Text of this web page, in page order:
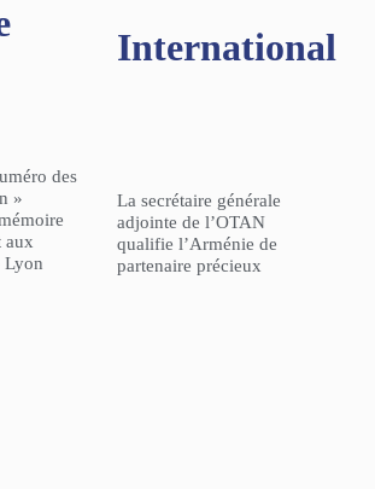
des
»
aux
Lyon
International
La secrétaire générale
adjointe de l’OTAN
qualifie l’Arménie de
partenaire précieux